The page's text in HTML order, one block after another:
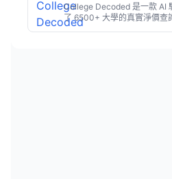
College Decoded 是一款 AI
了 6500+ 大學的真實淨價查
AP/CLEP 學分優化、SAT/